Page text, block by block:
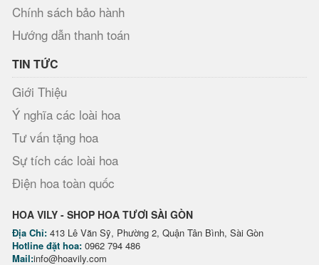
Chính sách bảo hành
Hướng dẫn thanh toán
TIN TỨC
Giới Thiệu
Ý nghĩa các loài hoa
Tư vấn tặng hoa
Sự tích các loài hoa
Điện hoa toàn quốc
HOA VILY - SHOP HOA TƯƠI SÀI GÒN
Địa Chỉ: 413 Lê Văn Sỹ, Phường 2, Quận Tân Bình, Sài Gòn
Hotline đặt hoa: 0962 794 486
Mail:info@hoavily.com